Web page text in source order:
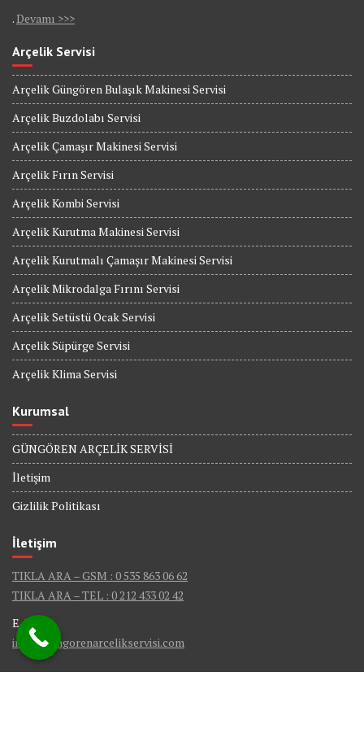
.Devamı >>>
Arçelik Servisi
Arçelik Güngören Bulaşık Makinesi Servisi
Arçelik Buzdolabı Servisi
Arçelik Çamaşır Makinesi Servisi
Arçelik Fırın Servisi
Arçelik Kombi Servisi
Arçelik Kurutma Makinesi Servisi
Arçelik Kurutmalı Çamaşır Makinesi Servisi
Arçelik Mikrodalga Fırını Servisi
Arçelik Setüstü Ocak Servisi
Arçelik Süpürge Servisi
Arçelik Klima Servisi
Kurumsal
GÜNGÖREN ARÇELİK SERVİSİ
İletişim
Gizlilik Politikası
İletişim
TIKLA ARA – GSM : 0 535 863 06 62
TIKLA ARA – TEL : 0 212 433 02 42
E-Mail :
info@gungorenarcelikservisi.com